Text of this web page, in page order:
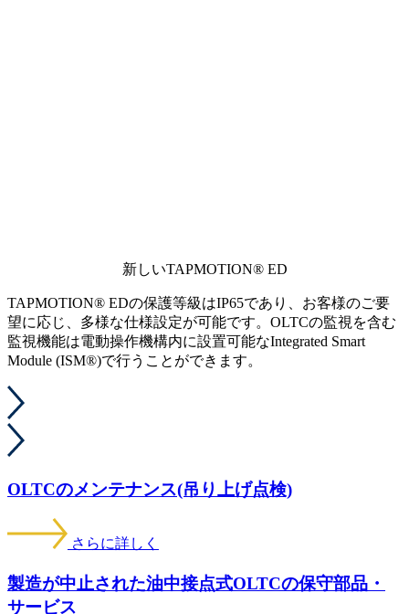
新しいTAPMOTION® ED
TAPMOTION® EDの保護等級はIP65であり、お客様のご要
望に応じ、多様な仕様設定が可能です。OLTCの監視を含む
監視機能は電動操作機構内に設置可能なIntegrated Smart
Module (ISM®)で行うことができます。
OLTCのメンテナンス(吊り上げ点検)
さらに詳しく
製造が中止された油中接点式OLTCの保守部品・
サービス